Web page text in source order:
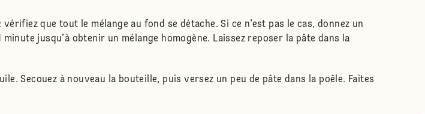
que tout le mélange au fond se détache. Si ce n’est pas le cas, donnez un
jusqu’à obtenir un mélange homogène. Laissez reposer la pâte dans la
Secouez à nouveau la bouteille, puis versez un peu de pâte dans la poêle. Faites